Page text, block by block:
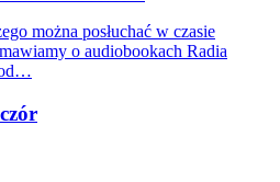
można posłuchać w czasie
o audiobookach Radia